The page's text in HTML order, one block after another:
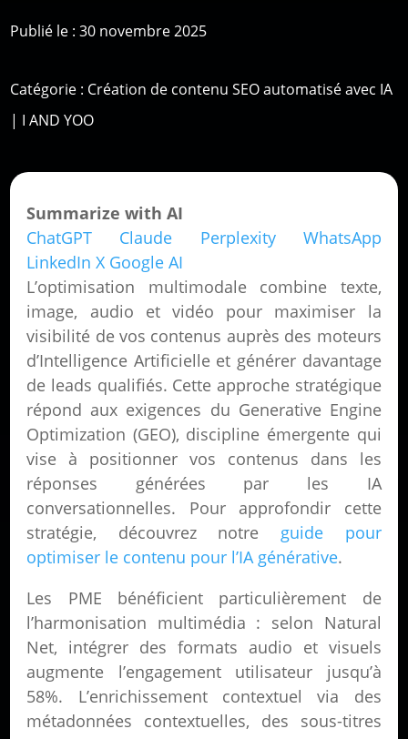
Publié le : 30 novembre 2025
Catégorie : Création de contenu SEO automatisé avec IA
| I AND YOO
Summarize with AI
ChatGPT
Claude Perplexity
WhatsApp
LinkedIn X Google AI
L’optimisation multimodale combine texte,
image, audio et vidéo pour maximiser la
visibilité de vos contenus auprès des moteurs
d’Intelligence Artificielle et générer davantage
de leads qualifiés. Cette approche stratégique
répond aux exigences du Generative Engine
Optimization (GEO), discipline émergente qui
vise à positionner vos contenus dans les
réponses générées par les IA
conversationnelles. Pour approfondir cette
stratégie, découvrez notre guide pour
optimiser le contenu pour l’IA générative.
Les PME bénéficient particulièrement de
l’harmonisation multimédia : selon Natural
Net, intégrer des formats audio et visuels
augmente l’engagement utilisateur jusqu’à
58%. L’enrichissement contextuel via des
métadonnées contextuelles, des sous-titres